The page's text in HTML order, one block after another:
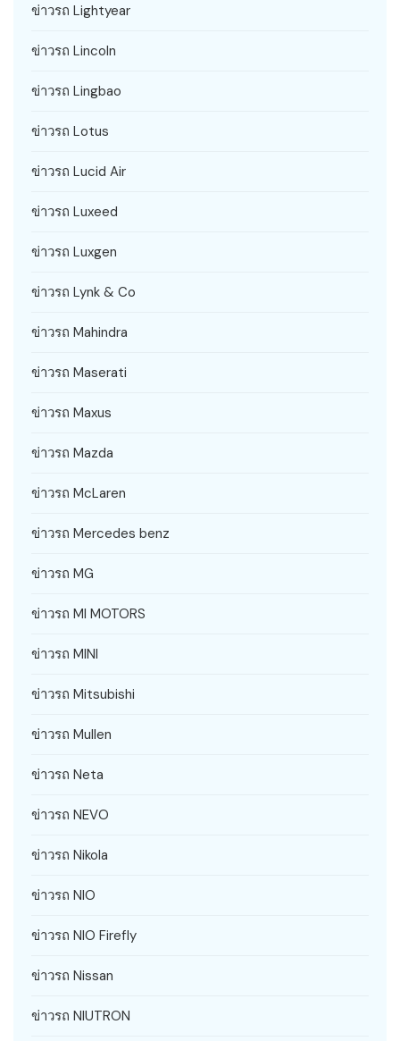
ข่าวรถ Lightyear
ข่าวรถ Lincoln
ข่าวรถ Lingbao
ข่าวรถ Lotus
ข่าวรถ Lucid Air
ข่าวรถ Luxeed
ข่าวรถ Luxgen
ข่าวรถ Lynk & Co
ข่าวรถ Mahindra
ข่าวรถ Maserati
ข่าวรถ Maxus
ข่าวรถ Mazda
ข่าวรถ McLaren
ข่าวรถ Mercedes benz
ข่าวรถ MG
ข่าวรถ MI MOTORS
ข่าวรถ MINI
ข่าวรถ Mitsubishi
ข่าวรถ Mullen
ข่าวรถ Neta
ข่าวรถ NEVO
ข่าวรถ Nikola
ข่าวรถ NIO
ข่าวรถ NIO Firefly
ข่าวรถ Nissan
ข่าวรถ NIUTRON